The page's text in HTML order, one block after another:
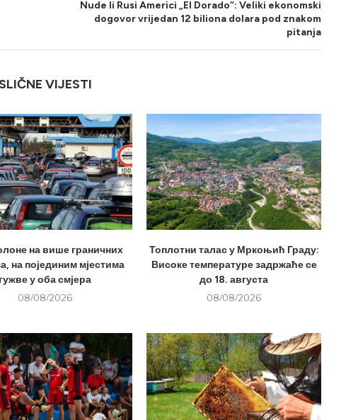
Nude li Rusi Americi „El Dorado“: Veliki ekonomski
dogovor vrijedan 12 biliona dolara pod znakom
pitanja
VIJESTI
на више граничних
на појединим мјестима
гужве у оба смјера
08/08/2026
Топлотни талас у Мркоњић Граду:
Високе температуре задржаће се
до 18. августа
08/08/2026